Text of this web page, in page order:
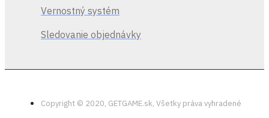
Vernostný systém
Sledovanie objednávky
Copyright © 2020, GETGAME.sk, Všetky práva vyhradené